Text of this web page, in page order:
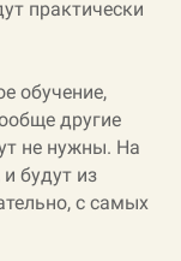
практически
обучение,
другие
не нужны. На
будут из
с самых